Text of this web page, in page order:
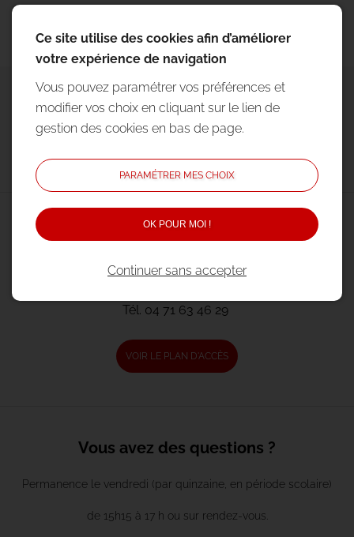
Coordonnées
1 rue Jean Moulin
Tél. 04 71 63 46 29
VOIR LE PLAN D'ACCÈS
Vous avez des questions ?
Permanence le vendredi (par quinzaine, en période scolaire)
de 15h15 à 17 h ou sur rendez-vous.
Ce site utilise des cookies afin d’améliorer
votre expérience de navigation
Vous pouvez paramétrer vos préférences et
modifier vos choix en cliquant sur le lien de
gestion des cookies en bas de page.
PARAMÉTRER MES CHOIX
OK POUR MOI !
Continuer sans accepter